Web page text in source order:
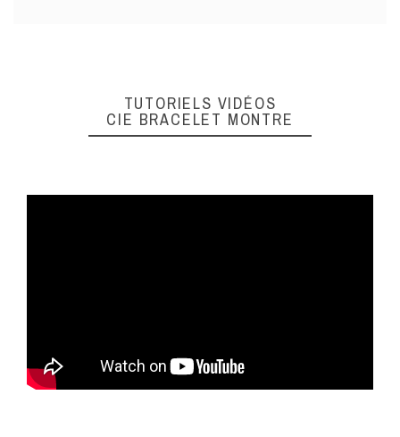
TUTORIELS VIDÉOS
CIE BRACELET MONTRE